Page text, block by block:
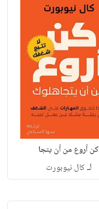
كن أروع من أن يتجا
لـكال نيوبورت